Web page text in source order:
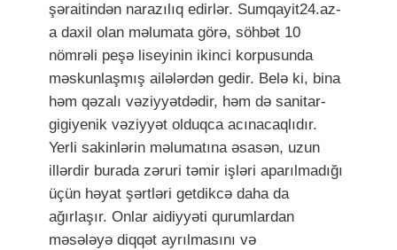
şəraitindən narazılıq edirlər. Sumqayit24.az-
a daxil olan məlumata görə, söhbət 10
nömrəli peşə liseyinin ikinci korpusunda
məskunlaşmış ailələrdən gedir. Belə ki, bina
həm qəzalı vəziyyətdədir, həm də sanitar-
gigiyenik vəziyyət olduqca acınacaqlıdır.
Yerli sakinlərin məlumatına əsasən, uzun
illərdir burada zəruri təmir işləri aparılmadığı
üçün həyat şərtləri getdikcə daha da
ağırlaşır. Onlar aidiyyəti qurumlardan
məsələyə diqqət ayrılmasını və